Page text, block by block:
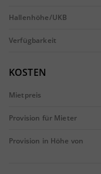
Hallenhöhe/UKB
Verfügbarkeit
KOSTEN
Mietpreis
Provision für Mieter
Provision in Höhe von